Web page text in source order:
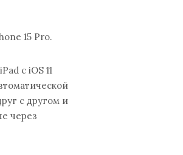
15 Pro.
с iOS 11
с другом и
через